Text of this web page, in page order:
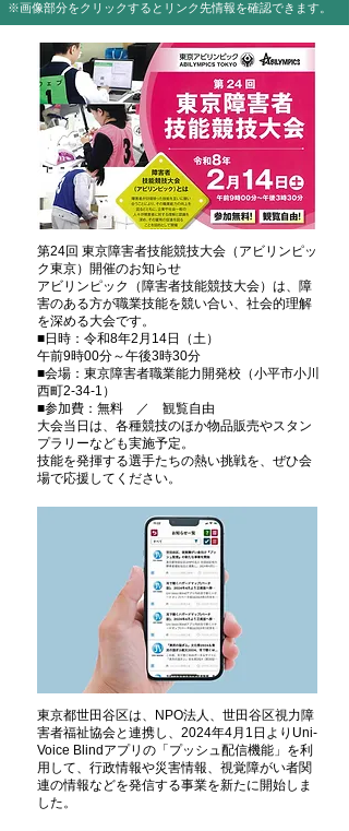
※画像部分をクリックするとリンク先情報を確認できます。
第24回 東京障害者技能競技大会（アビリンピッ
ク東京）開催のお知らせ
アビリンピック（障害者技能競技大会）は、障
害のある方が職業技能を競い合い、社会的理解
を深める大会です。
■日時：令和8年2月14日（土）
午前9時00分～午後3時30分
■会場：東京障害者職業能力開発校（小平市小川
西町2-34-1）
■参加費：無料 ／ 観覧自由
大会当日は、各種競技のほか物品販売やスタン
プラリーなども実施予定。
技能を発揮する選手たちの熱い挑戦を、ぜひ会
場で応援してください。
東京都世田谷区は、NPO法人、世田谷区視力障
害者福祉協会と連携し、2024年4月1日よりUni-
Voice Blindアプリの「プッシュ配信機能」を利
用して、行政情報や災害情報、視覚障がい者関
連の情報などを発信する事業を新たに開始しま
した。